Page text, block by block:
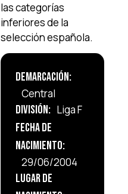
las categorías
inferiores de la
selección española.
Demarcación:
Central
División: Liga F
Fecha de
Nacimiento:
29/06/2004
Lugar de